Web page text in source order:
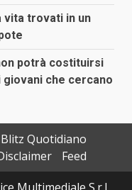
vita trovati in un
potrà costituirsi
che cercano
Quotidiano
Feed